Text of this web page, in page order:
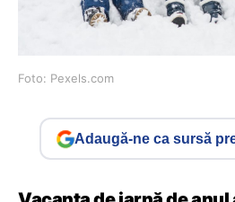
Foto: Pexels.com
Adaugă-ne ca sursă